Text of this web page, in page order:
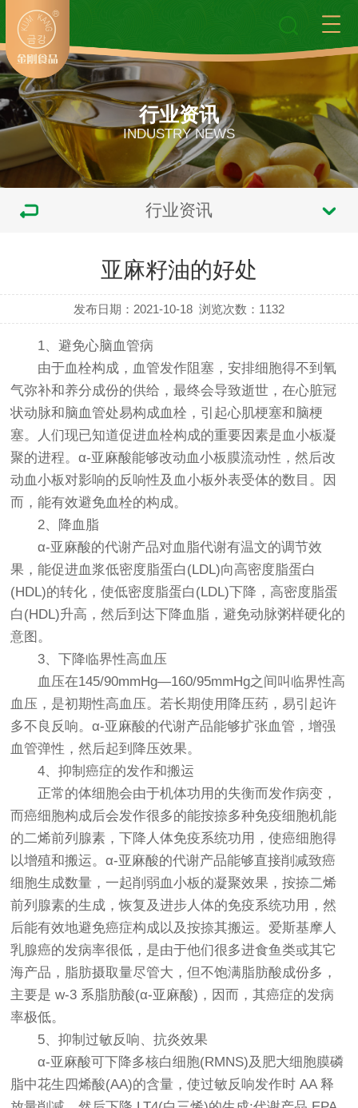
行业资讯
INDUSTRY NEWS
行业资讯
亚麻籽油的好处
发布日期：2021-10-18 浏览次数： 1132
1、避免心脑血管病
由于血栓构成，血管发作阻塞，安排细胞得不到氧
气弥补和养分成份的供给，最终会导致逝世，在心脏冠
状动脉和脑血管处易构成血栓，引起心肌梗塞和脑梗
塞。人们现已知道促进血栓构成的重要因素是血小板凝
聚的进程。α-亚麻酸能够改动血小板膜流动性，然后改
动血小板对影响的反响性及血小板外表受体的数目。因
而，能有效避免血栓的构成。
2、降血脂
α-亚麻酸的代谢产品对血脂代谢有温文的调节效
果，能促进血浆低密度脂蛋白(LDL)向高密度脂蛋白
(HDL)的转化，使低密度脂蛋白(LDL)下降，高密度脂蛋
白(HDL)升高，然后到达下降血脂，避免动脉粥样硬化的
意图。
3、下降临界性高血压
血压在145/90mmHg—160/95mmHg之间叫临界性高
血压，是初期性高血压。若长期使用降压药，易引起许
多不良反响。α-亚麻酸的代谢产品能够扩张血管，增强
血管弹性，然后起到降压效果。
4、抑制癌症的发作和搬运
正常的体细胞会由于机体功用的失衡而发作病变，
而癌细胞构成后会发作很多的能按捺多种免疫细胞机能
的二烯前列腺素，下降人体免疫系统功用，使癌细胞得
以增殖和搬运。α-亚麻酸的代谢产品能够直接削减致癌
细胞生成数量，一起削弱血小板的凝聚效果，按捺二烯
前列腺素的生成，恢复及进步人体的免疫系统功用，然
后能有效地避免癌症构成以及按捺其搬运。爱斯基摩人
乳腺癌的发病率很低，是由于他们很多进食鱼类或其它
海产品，脂肪摄取量尽管大，但不饱满脂肪酸成份多，
主要是 w-3 系脂肪酸(α-亚麻酸)，因而，其癌症的发病
率极低。
5、抑制过敏反响、抗炎效果
α-亚麻酸可下降多核白细胞(RMNS)及肥大细胞膜磷
脂中花生四烯酸(AA)的含量，使过敏反响发作时 AA 释